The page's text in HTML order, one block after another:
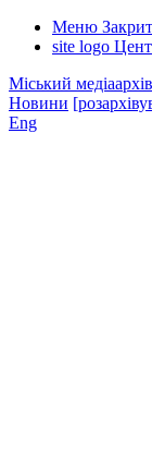
Меню
site logo
Міський медіаархів
Новини
Eng